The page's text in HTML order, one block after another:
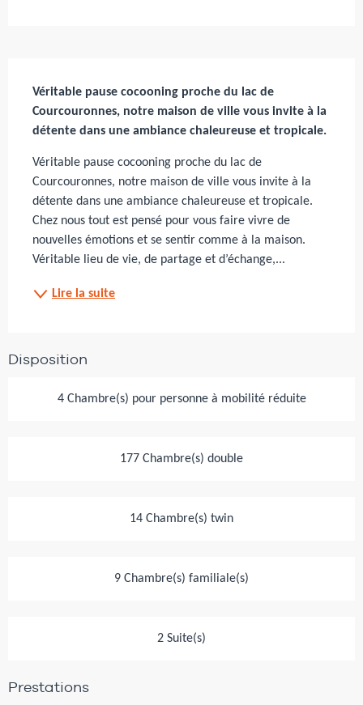
Véritable pause cocooning proche du lac de
Courcouronnes, notre maison de ville vous invite à la
détente dans une ambiance chaleureuse et tropicale.
Véritable pause cocooning proche du lac de
Courcouronnes, notre maison de ville vous invite à la
détente dans une ambiance chaleureuse et tropicale.
Chez nous tout est pensé pour vous faire vivre de
nouvelles émotions et se sentir comme à la maison.
Véritable lieu de vie, de partage et d’échange,...
Lire la suite
Disposition
4 Chambre(s) pour personne à mobilité réduite
177 Chambre(s) double
14 Chambre(s) twin
9 Chambre(s) familiale(s)
2 Suite(s)
Prestations